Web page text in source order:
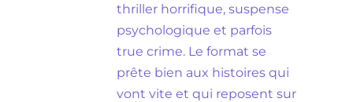
thriller horrifique, suspense
psychologique et parfois
true crime. Le format se
prête bien aux histoires qui
vont vite et qui reposent sur